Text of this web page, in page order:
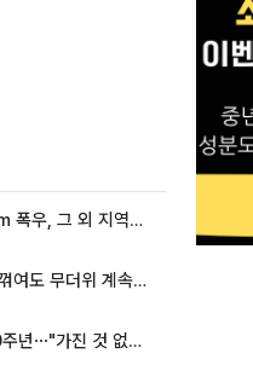
동해안은 시간당 80㎜ 폭우, 그 외 지역은 폭염…‘극과 극 날씨’
[내일 날씨] 폭염 한풀 꺾여도 무더위 계속⋯동해안 이틀 연속 비
임영웅, 어느덧 데뷔 10주년⋯"가진 것 없던 시절, 내 앞엔 20명의 팬뿐"